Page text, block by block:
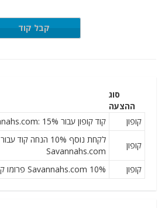
TAKE10קבל קוד
סוג
ההצעה
קופון
קוד קופון עבור Savannahs.com: 15% הנחה
קופון
לקחת נוסף 10% הנחה קוד עבור
Savannahs.com
קופון Savannahs.com 10% פרומו קוד